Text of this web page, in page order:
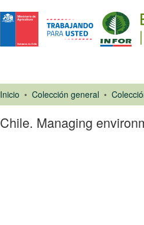
Inicio Colección general
Chile. Managing